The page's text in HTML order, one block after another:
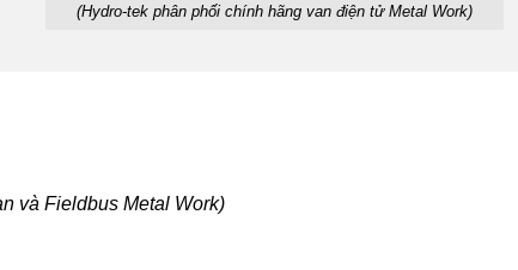
(Hydro-tek phân phối chính hãng van điện tử Metal Work)
và Fieldbus Metal Work)